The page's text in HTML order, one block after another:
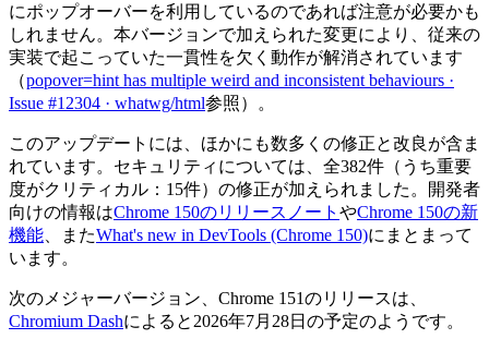
にポップオーバーを利用しているのであれば注意が必要かも
しれません。本バージョンで加えられた変更により、従来の
実装で起こっていた一貫性を欠く動作が解消されています
（popover=hint has multiple weird and inconsistent behaviours ·
Issue #12304 · whatwg/html参照）。
このアップデートには、ほかにも数多くの修正と改良が含ま
れています。セキュリティについては、全382件（うち重要
度がクリティカル：15件）の修正が加えられました。開発者
向けの情報はChrome 150のリリースノート やChrome 150の新
機能 、またWhat's new in DevTools (Chrome 150)にまとまって
います。
次のメジャーバージョン、Chrome 151のリリースは、
Chromium Dashによると2026年7月28日の予定のようです。